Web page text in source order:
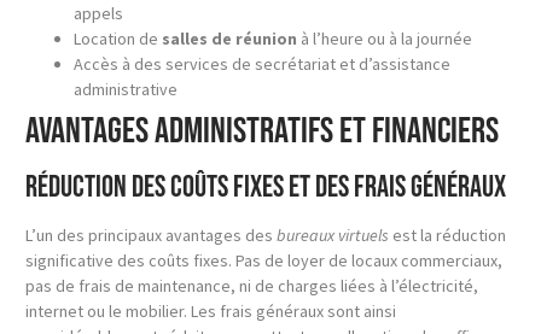
appels
Location de salles de réunion à l’heure ou à la journée
Accès à des services de secrétariat et d’assistance
administrative
Avantages Administratifs et Financiers
Réduction des coûts fixes et des frais généraux
L’un des principaux avantages des bureaux virtuels est la réduction
significative des coûts fixes. Pas de loyer de locaux commerciaux,
pas de frais de maintenance, ni de charges liées à l’électricité,
internet ou le mobilier. Les frais généraux sont ainsi